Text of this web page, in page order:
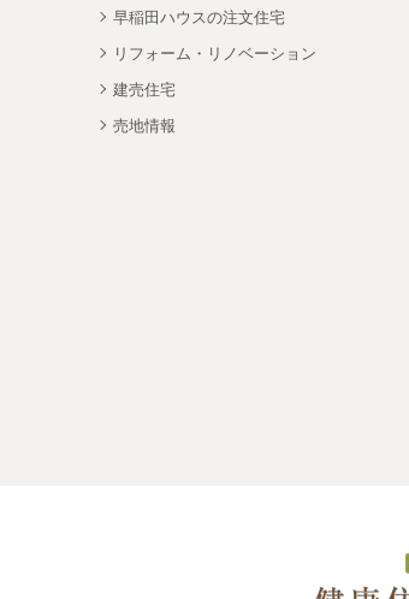
早稲田ハウスの注文住宅
リフォーム・リノベーション
建売住宅
売地情報